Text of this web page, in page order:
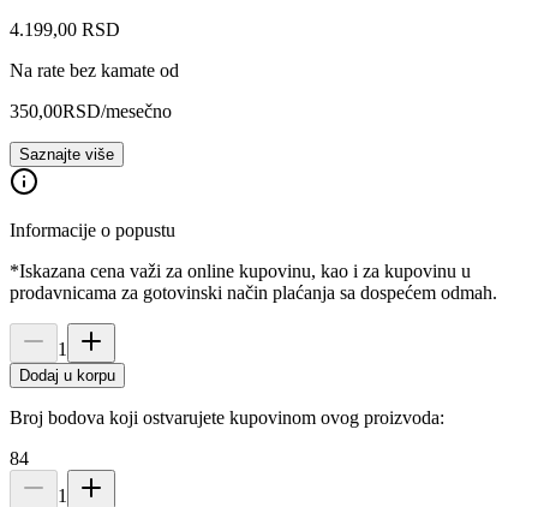
4.199,00 RSD
Na rate bez kamate od
350,00RSD/mesečno
Saznajte više
Informacije o popustu
*Iskazana cena važi za online kupovinu, kao i za kupovinu u
prodavnicama za gotovinski način plaćanja sa dospećem odmah.
1
Dodaj u korpu
Broj bodova koji ostvarujete kupovinom ovog proizvoda:
84
1